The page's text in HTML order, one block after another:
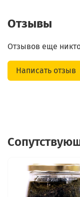
Отзывы
Отзывов еще
Написать отзыв